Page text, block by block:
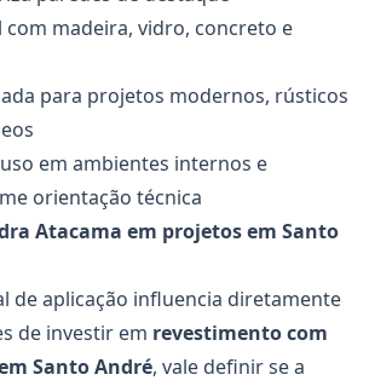
com madeira, vidro, concreto e
para projetos modernos, rústicos
em ambientes internos e
orientação técnica
Atacama em projetos em Santo
de aplicação influencia diretamente
de investir em revestimento com
Santo André, vale definir se a